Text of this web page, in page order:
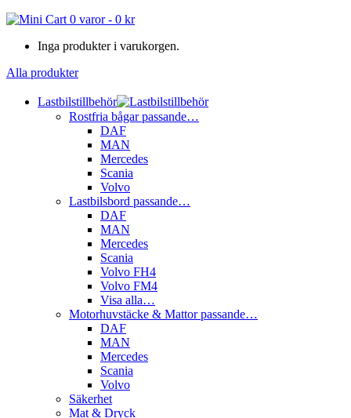
0 varor- 0 kr
Inga produkter i varukorgen.
Alla produkter
Lastbilstillbehör
Rostfria bågar passande…
DAF
MAN
Mercedes
Scania
Volvo
Lastbilsbord passande…
DAF
MAN
Mercedes
Scania
Volvo FH4
Volvo FM4
Visa alla…
Motorhuvstäcke & Mattor passande…
DAF
MAN
Mercedes
Scania
Volvo
Säkerhet
Mat & Dryck